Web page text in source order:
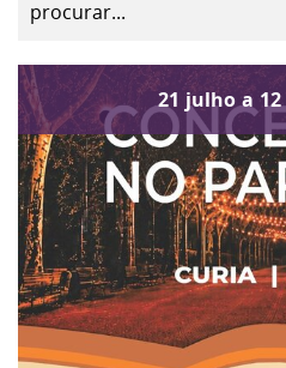
21 julho a 12